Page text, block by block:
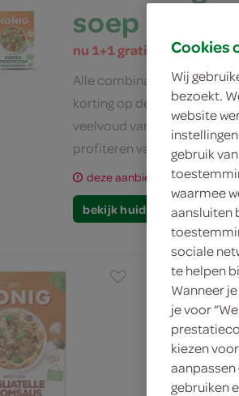
soep of
nu 1+1 gratis
Alle combinaties zijn
korting op de totaalprijs.
veelvoud van 2 stuks toe
profiteren van deze actie.
deze aanbieding is verlopen
bekijk huidige
Cookies
Wij
bezoekt.
website
gebruik
waarmee
aansluiten
sociale
te helpen
Wanneer
je voor
kiezen
gebruiken